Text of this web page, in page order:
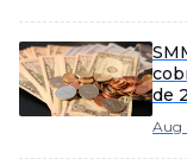
de
Aug